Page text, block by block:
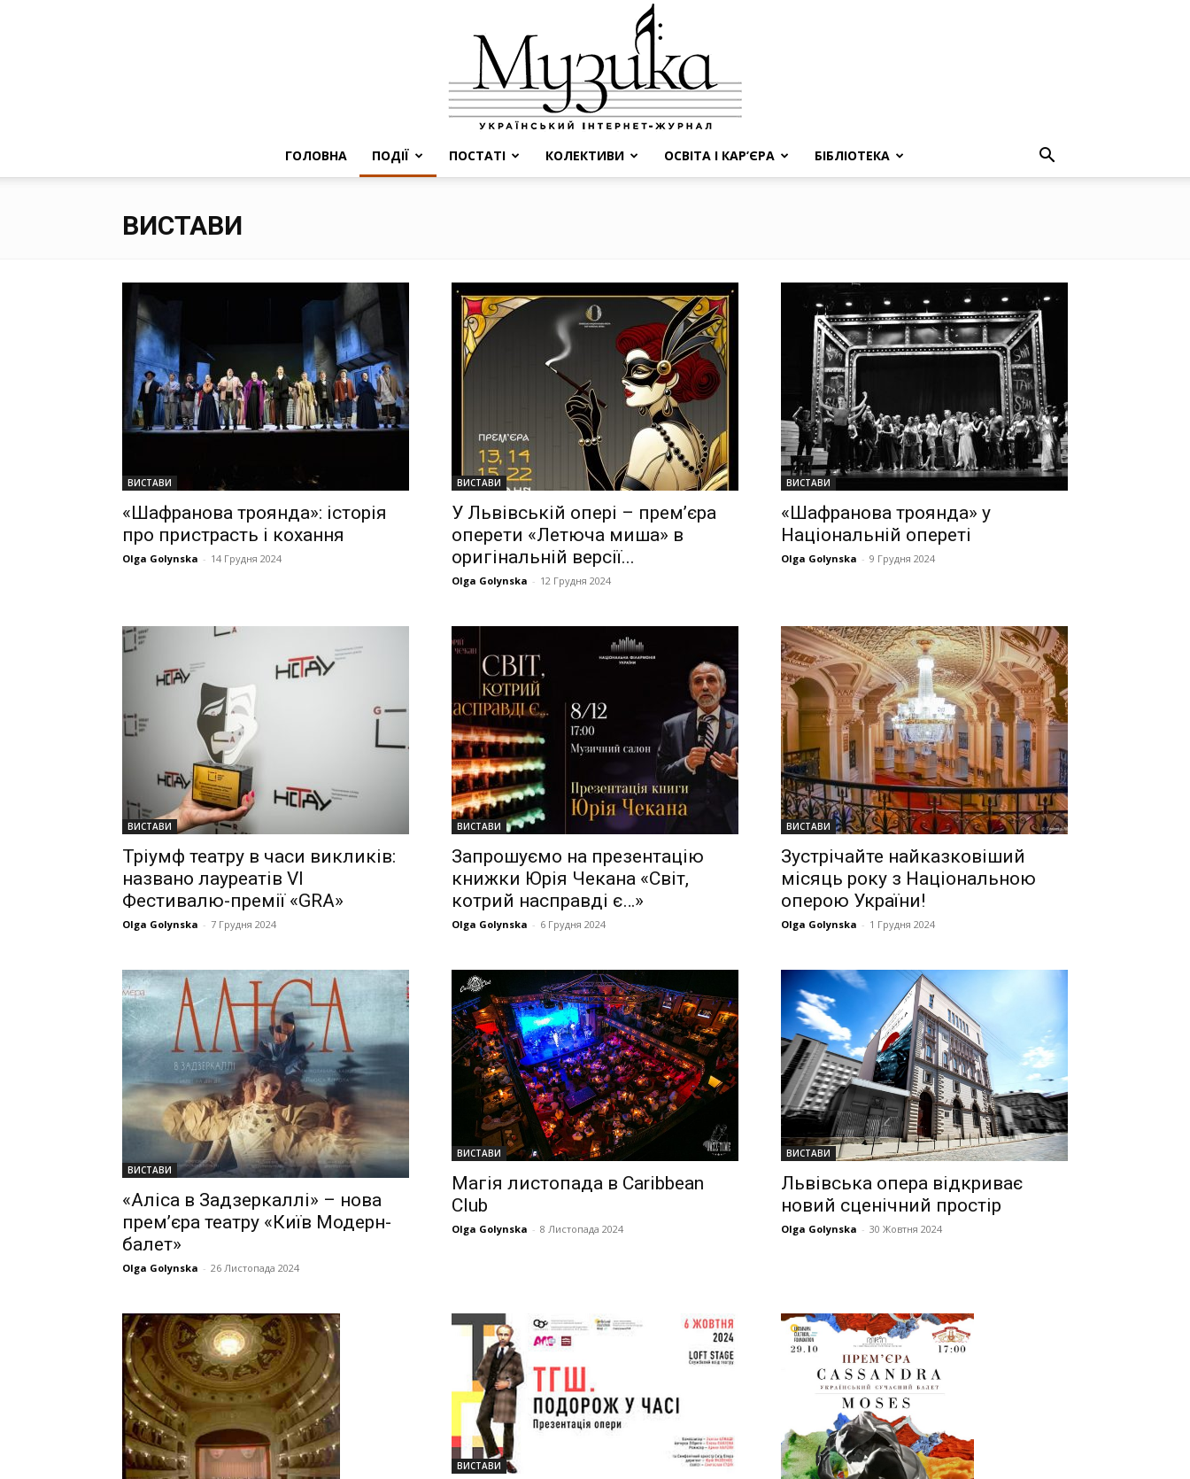
ГОЛОВНА ПОДІЇ ПОСТАТІ КОЛЕКТИВИ ОСВІТА І КАР’ЄРА БІБЛІОТЕКА
ВИСТАВИ
ВИСТАВИ
«Шафранова троянда»: історія
про пристрасть і кохання
Olga Golynska - 14 Грудня 2024
ВИСТАВИ
У Львівській опері – прем’єра
оперети «Летюча миша» в
оригінальній версії...
Olga Golynska - 12 Грудня 2024
ВИСТАВИ
«Шафранова троянда» у
Національній опереті
Olga Golynska - 9 Грудня 2024
ВИСТАВИ
Тріумф театру в часи викликів:
названо лауреатів VI
Фестивалю-премії «GRA»
Olga Golynska - 7 Грудня 2024
ВИСТАВИ
Запрошуємо на презентацію
книжки Юрія Чекана «Світ,
котрий насправді є…»
Olga Golynska - 6 Грудня 2024
ВИСТАВИ
Зустрічайте найказковіший
місяць року з Національною
оперою України!
Olga Golynska - 1 Грудня 2024
ВИСТАВИ
«Аліса в Задзеркаллі» – нова
прем’єра театру «Київ Модерн-
балет»
Olga Golynska - 26 Листопада 2024
ВИСТАВИ
Магія листопада в Caribbean
Club
Olga Golynska - 8 Листопада 2024
ВИСТАВИ
Львівська опера відкриває
новий сценічний простір
Olga Golynska - 30 Жовтня 2024
ВИСТАВИ